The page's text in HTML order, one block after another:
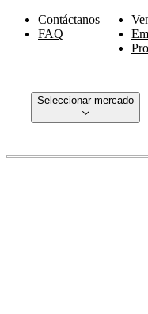
Contáctanos
FAQ
Seleccionar mercado